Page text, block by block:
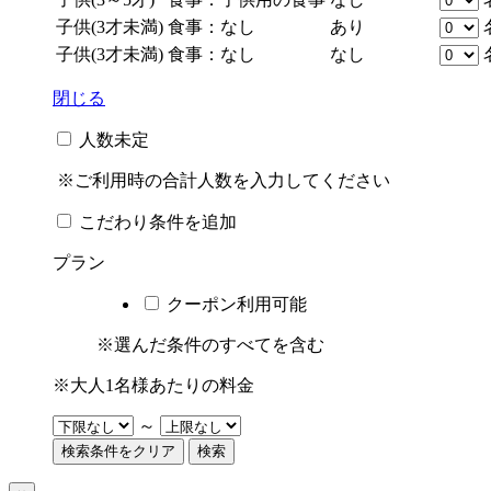
子供(3才未満) 食事：なし あり
子供(3才未満) 食事：なし なし
閉じる
人数未定
※ご利用時の合計人数を入力してください
こだわり条件を追加
プラン
クーポン利用可能
※選んだ条件のすべてを含む
※大人1名様あたりの料金
～
検索条件をクリア 検索